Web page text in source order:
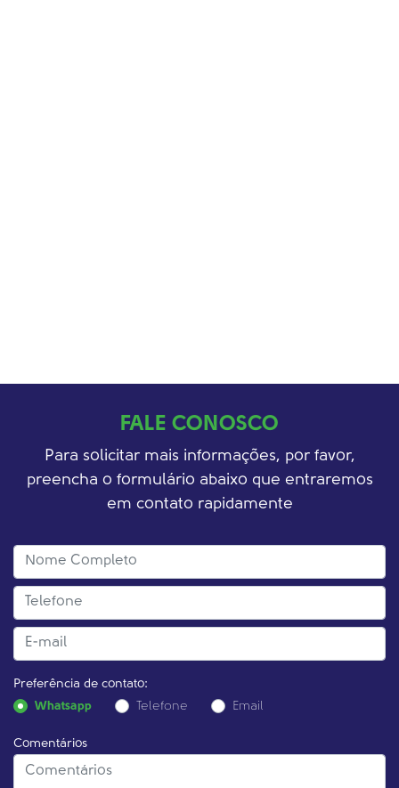
FALE CONOSCO
Para solicitar mais informações, por favor,
preencha o formulário abaixo que entraremos
em contato rapidamente
Preferência de contato:
Whatsapp
Telefone Email
Comentários